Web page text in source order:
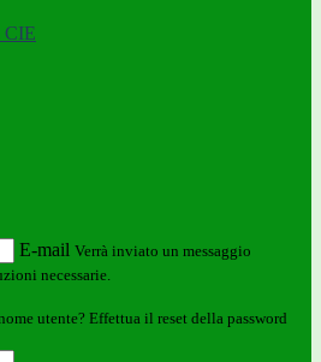
CIE
E-mail Verrà inviato un messaggio
necessarie.
utente? Effettua il reset della password